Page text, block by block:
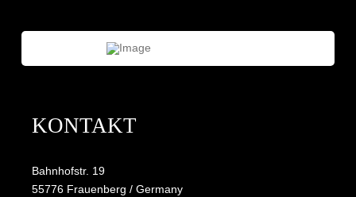
KONTAKT
Bahnhofstr. 19
55776 Frauenberg / Germany